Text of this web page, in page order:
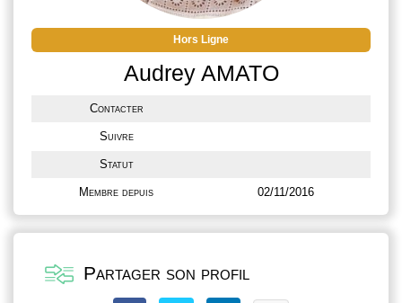
Hors Ligne
Audrey AMATO
Contacter
Suivre
Statut
Membre depuis 02/11/2016
Partager son profil